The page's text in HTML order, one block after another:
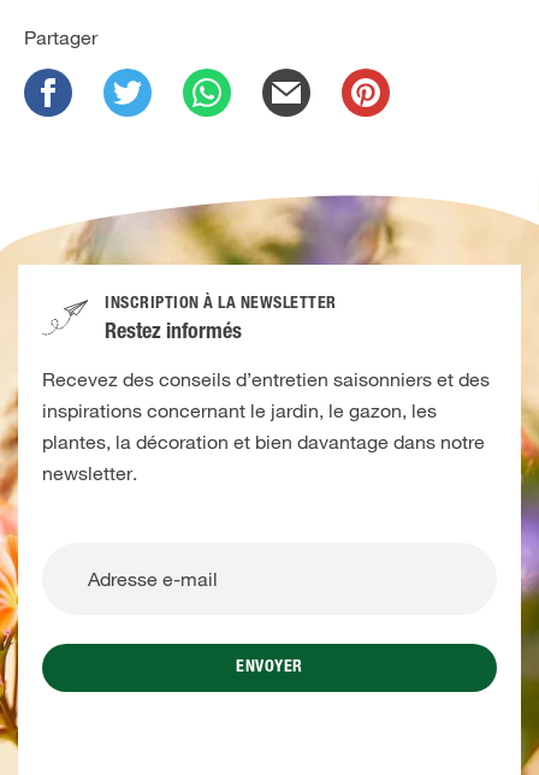
Partager
INSCRIPTION À LA NEWSLETTER
Restez informés
Recevez des conseils d’entretien saisonniers et des
inspirations concernant le jardin, le gazon, les
plantes, la décoration et bien davantage dans notre
newsletter.
ENVOYER